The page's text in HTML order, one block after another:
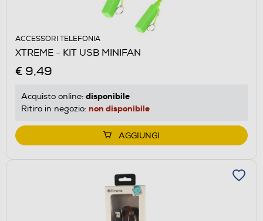
ACCESSORI TELEFONIA
XTREME - KIT USB MINIFAN
€ 9,49
Acquisto online: disponibile
Ritiro in negozio: non disponibile
AGGIUNGI